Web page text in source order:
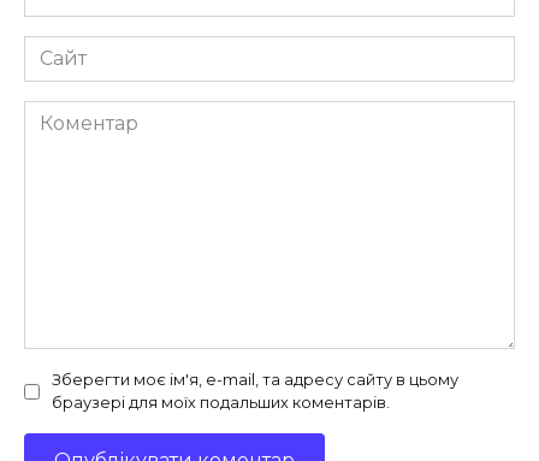
*
Сайт
Коментар
Зберегти моє ім'я, e-mail, та адресу сайту в цьому
браузері для моїх подальших коментарів.